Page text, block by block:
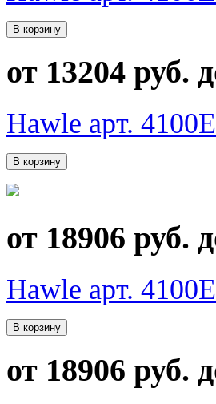
от 13204 руб.
Hawle арт.
от 18906 руб.
Hawle арт.
от 18906 руб.